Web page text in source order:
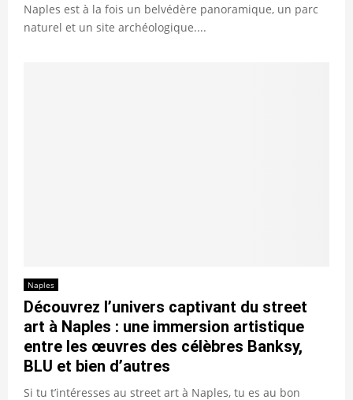
Naples est à la fois un belvédère panoramique, un parc
naturel et un site archéologique....
Naples
Découvrez l’univers captivant du street
art à Naples : une immersion artistique
entre les œuvres des célèbres Banksy,
BLU et bien d’autres
Si tu t’intéresses au street art à Naples, tu es au bon